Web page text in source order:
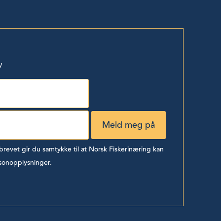
gir du samtykke til at Norsk Fiskerinæring kan